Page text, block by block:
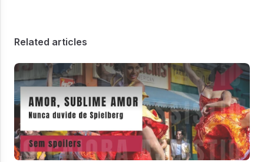
Related articles